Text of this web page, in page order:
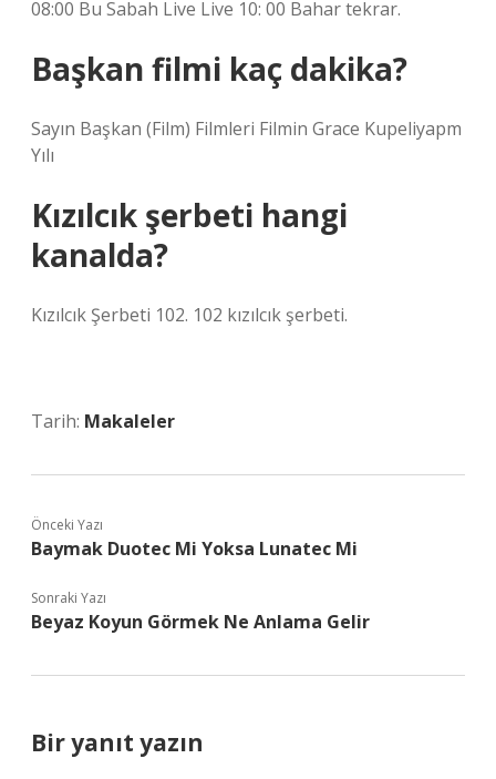
08:00 Bu Sabah Live Live 10: 00 Bahar tekrar.
Başkan filmi kaç dakika?
Sayın Başkan (Film) Filmleri Filmin Grace Kupeliyapm
Yılı
Kızılcık şerbeti hangi
kanalda?
Kızılcık Şerbeti 102. 102 kızılcık şerbeti.
Tarih: Makaleler
Önceki Yazı
Baymak Duotec Mi Yoksa Lunatec Mi
Sonraki Yazı
Beyaz Koyun Görmek Ne Anlama Gelir
Bir yanıt yazın